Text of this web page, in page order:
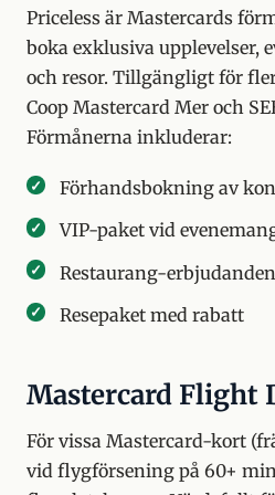
Priceless är Mastercards
boka exklusiva upplevelser,
och resor. Tillgängligt för
Coop Mastercard Mer och
Förmånerna inkluderar:
Förhandsbokning av
VIP-paket vid
Restaurang-
Resepaket med rabatt
Mastercard Flight
För vissa Mastercard-kort
vid flygförsening på 60+